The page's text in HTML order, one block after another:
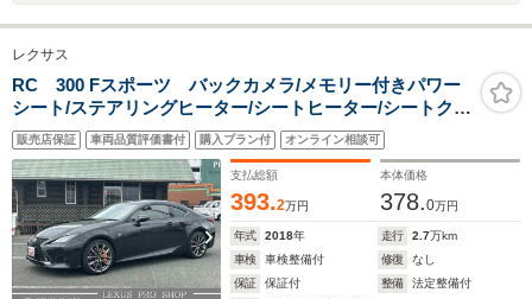
レクサス
RC 300 Fスポーツ バックカメラ/メモリー付きパワー
シート/ステアリングヒーター/シートヒーター/シートクー
ラー/ETC
販売店保証 車両品質評価書付 購入プラン付 オンライン相談可
支払総額
393.2万円
本体価格
378.0万円
年式 2018年 走行 2.7万km
車検
車検整備付 修復
なし
保証
保証付 整備
法定整備付